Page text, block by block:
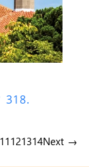
318.
11121314Next →